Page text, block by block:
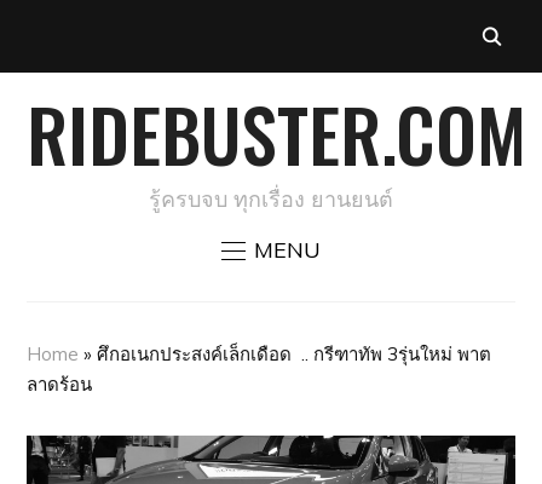
RIDEBUSTER.COM
รู้ครบจบ ทุกเรื่อง ยานยนต์
MENU
Home »ศึกอเนกประสงค์เล็กเดือด .. กรีฑาทัพ 3รุ่นใหม่ พาต
ลาดร้อน